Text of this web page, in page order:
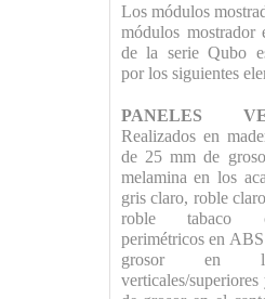
Los módulos
módulos mostrador
de la serie Qubo
por los siguientes
PANELES
Realizados en
de 25 mm de
melamina en los
gris claro, roble
roble tabaco
perimétricos en
grosor en
verticales/